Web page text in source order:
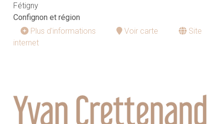
Fétigny
Confignon et région
Plus d'informations
Voir carte
Site
internet